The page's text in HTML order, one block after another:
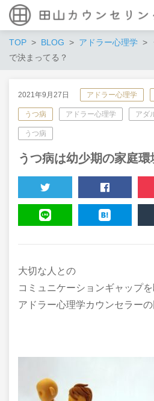
TOP BLOG アドラー心理学
で決まってる？
2021年9月27日 アドラー心理学
うつ病 アドラー心理学 アダ
うつ病
うつ病は幼少期の家庭
TWEET SHARE
大切な人との
コミュニケーションギャップ
アドラー心理学カウンセラーの